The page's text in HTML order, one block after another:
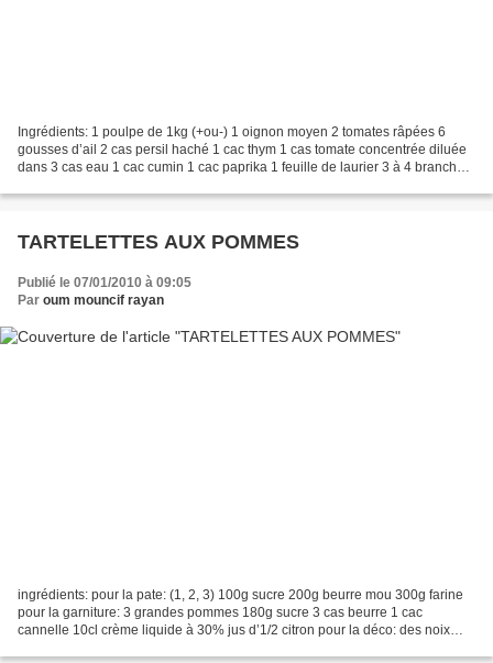
Ingrédients: 1 poulpe de 1kg (+ou-) 1 oignon moyen 2 tomates râpées 6
gousses d’ail 2 cas persil haché 1 cac thym 1 cas tomate concentrée diluée
dans 3 cas eau 1 cac cumin 1 cac paprika 1 feuille de laurier 3 à 4 branches
TARTELETTES AUX POMMES
Publié le 07/01/2010 à 09:05
Par oum mouncif rayan
ingrédients: pour la pate: (1, 2, 3) 100g sucre 200g beurre mou 300g farine
pour la garniture: 3 grandes pommes 180g sucre 3 cas beurre 1 cac
cannelle 10cl crème liquide à 30% jus d’1/2 citron pour la déco: des noix